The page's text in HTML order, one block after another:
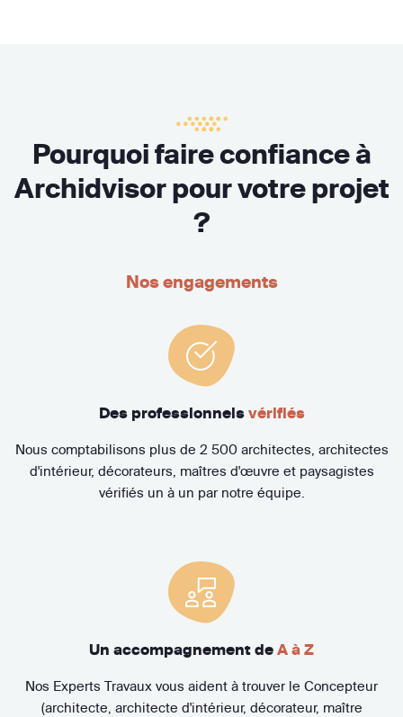
Pourquoi faire confiance à
Archidvisor pour votre projet
?
Nos engagements
Des professionnels vérifiés
Nous comptabilisons plus de 2 500 architectes, architectes
d'intérieur, décorateurs, maîtres d'œuvre et paysagistes
vérifiés un à un par notre équipe.
Un accompagnement de A à Z
Nos Experts Travaux vous aident à trouver le Concepteur
(architecte, architecte d'intérieur, décorateur, maître